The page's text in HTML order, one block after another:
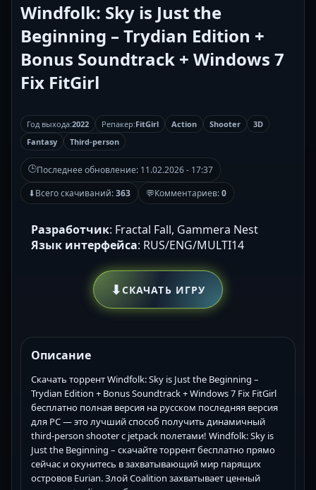
Windfolk: Sky is Just the
Beginning – Trydian Edition +
Bonus Soundtrack + Windows 7
Fix FitGirl
Год выхода:2022 Репакер:FitGirl Action Shooter
3D
Fantasy
Third-person
🕒Последнее обновление: 11.02.2026 - 17:37
⬇Всего скачиваний:363 💬Комментариев:0
Разработчик: Fractal Fall, Gammera Nest
Язык интерфейса: RUS/ENG/MULTI14
⬇СКАЧАТЬ ИГРУ
Описание
Скачать торрент Windfolk: Sky is Just the Beginning –
Trydian Edition + Bonus Soundtrack + Windows 7 Fix FitGirl
бесплатно полная версия на русском последняя версия
для PC — это лучший способ получить динамичный
third-person shooter с jetpack полетами! Windfolk: Sky is
Just the Beginning – скачайте торрент бесплатно прямо
сейчас и окунитесь в захватывающий мир парящих
островов Eurian. Злой Coalition захватывает ценный